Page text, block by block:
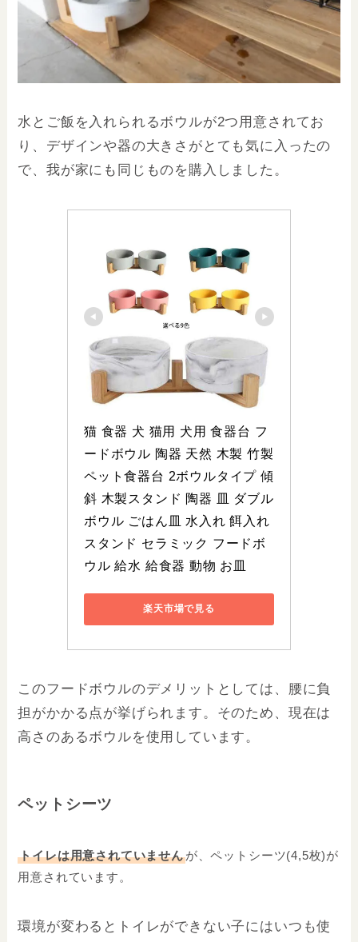
水とご飯を入れられるボウルが2つ用意されてお
り、デザインや器の大きさがとても気に入ったの
で、我が家にも同じものを購入しました。
猫 食器 犬 猫用 犬用 食器台 フ
ードボウル 陶器 天然 木製 竹製
ペット食器台 2ボウルタイプ 傾
斜 木製スタンド 陶器 皿 ダブル
ボウル ごはん皿 水入れ 餌入れ
スタンド セラミック フードボ
ウル 給水 給食器 動物 お皿
楽天市場で見る
このフードボウルのデメリットとしては、腰に負
担がかかる点が挙げられます。そのため、現在は
高さのあるボウルを使用しています。
ペットシーツ
トイレは用意されていませんが、ペットシーツ(4,5枚)が
用意されています。
環境が変わるとトイレができない子にはいつも使